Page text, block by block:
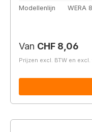
Modellenlijn
WERA
Normale prijs:
Van CHF 8,06
Prijzen excl. BTW en